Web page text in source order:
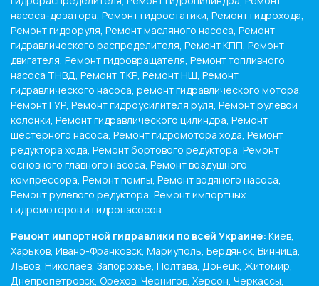
насоса-дозатора, Ремонт гидростатики, Ремонт гидрохода,
Ремонт гидроруля, Ремонт масляного насоса, Ремонт
гидравлического распределителя, Ремонт КПП, Ремонт
двигателя, Ремонт гидровращателя, Ремонт топливного
насоса ТНВД, Ремонт ТКР, Ремонт НШ, Ремонт
гидравлического насоса, ремонт гидравлического мотора,
Ремонт ГУР, Ремонт гидроусилителя руля, Ремонт рулевой
колонки, Ремонт гидравлического цилиндра, Ремонт
шестерного насоса, Ремонт гидромотора хода, Ремонт
редуктора хода, Ремонт бортового редуктора, Ремонт
основного главного насоса, Ремонт воздушного
компрессора, Ремонт помпы, Ремонт водяного насоса,
Ремонт рулевого редуктора, Ремонт импортных
гидромоторов и гидронасосов.
Ремонт импортной гидравлики по всей Украине: Киев,
Харьков, Ивано-Франковск, Мариуполь, Бердянск, Винница,
Львов, Николаев, Запорожье, Полтава, Донецк, Житомир,
Днепропетровск, Орехов, Чернигов, Херсон, Черкассы,